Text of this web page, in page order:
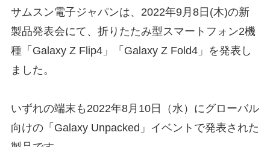
サムスン電子ジャパンは、2022年9月8日(木)の新
製品発表会にて、折りたたみ型スマートフォン2機
種「Galaxy Z Flip4」「Galaxy Z Fold4」を発表し
ました。
いずれの端末も2022年8月10日（水）にグローバル
向けの「Galaxy Unpacked」イベントで発表された